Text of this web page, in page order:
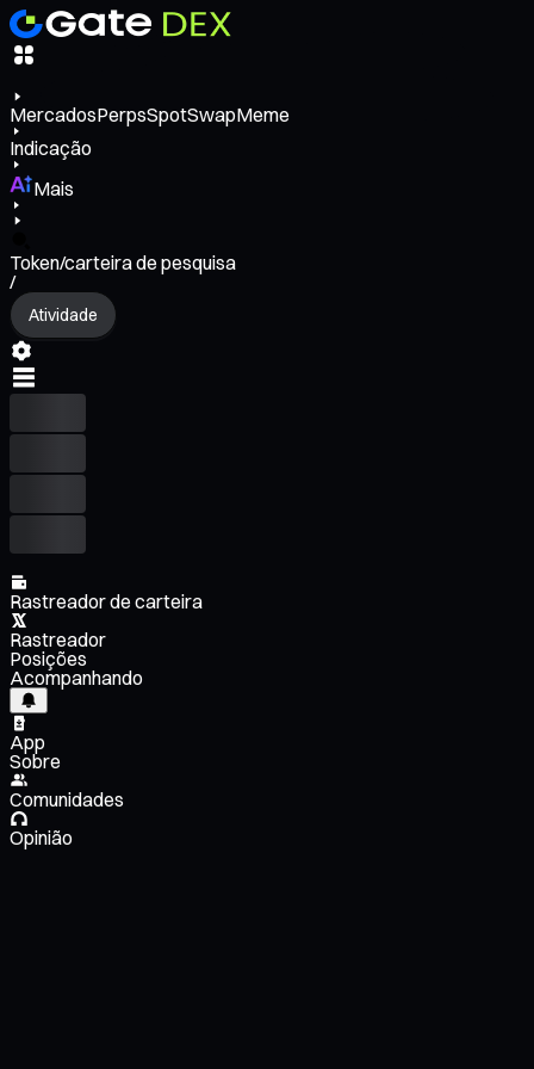
MercadosPerpsSpotSwapMeme
Indicação
Mais
Token/carteira de pesquisa
/
Atividade
Rastreador de carteira
Rastreador
Posições
Acompanhando
App
Sobre
Comunidades
Opinião